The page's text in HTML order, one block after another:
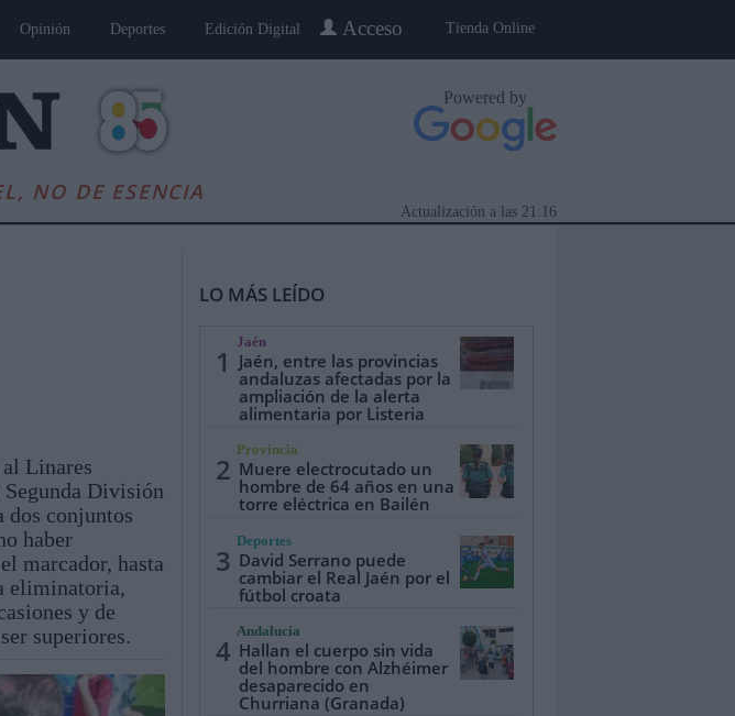
Tienda Online
Acceso
Opinión Deportes Edición Digital
NO DE ESENCIA
Powered by
21:16
Actualización a las
Jaén, Pueblo a Pueblo Gente Especiales
Linares
Segunda División
dos conjuntos
haber
marcador, hasta
eliminatoria,
y de
superiores.
LO MÁS LEÍDO
1
Jaén
Jaén, entre las provincias
andaluzas afectadas por la
ampliación de la alerta
alimentaria por Listeria
2
Provincia
Muere electrocutado un
hombre de 64 años en una
torre eléctrica en Bailén
3
Deportes
David Serrano puede
cambiar el Real Jaén por el
fútbol croata
4
Andalucía
Hallan el cuerpo sin vida
del hombre con Alzhéimer
desaparecido en
Churriana (Granada)